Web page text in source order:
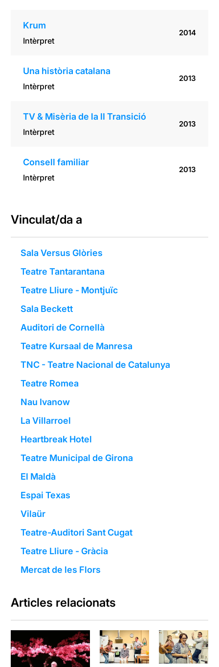
Krum
Intèrpret
2014
Una història catalana
Intèrpret
2013
TV & Misèria de la II Transició
Intèrpret
2013
Consell familiar
Intèrpret
2013
Vinculat/da a
Sala Versus Glòries
Teatre Tantarantana
Teatre Lliure - Montjuïc
Sala Beckett
Auditori de Cornellà
Teatre Kursaal de Manresa
TNC - Teatre Nacional de Catalunya
Teatre Romea
Nau Ivanow
La Villarroel
Heartbreak Hotel
Teatre Municipal de Girona
El Maldà
Espai Texas
Vilaür
Teatre-Auditori Sant Cugat
Teatre Lliure - Gràcia
Mercat de les Flors
Articles relacionats